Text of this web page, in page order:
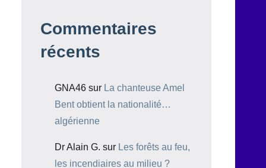
Commentaires
récents
GNA46 sur La chanteuse Amel
Bent obtient la nationalité…
algérienne
Dr Alain G. sur Les forêts au feu,
les incendiaires au milieu ?